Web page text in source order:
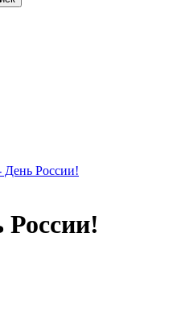
День России!